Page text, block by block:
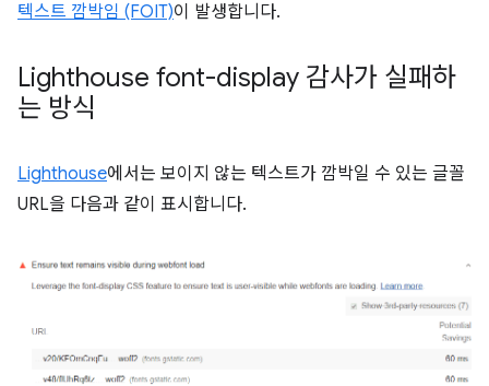
텍스트 깜박임 (FOIT)이 발생합니다.
Lighthouse font-display 감사가 실패하
는 방식
Lighthouse에서는 보이지 않는 텍스트가 깜박일 수 있는 글꼴
URL을 다음과 같이 표시합니다.